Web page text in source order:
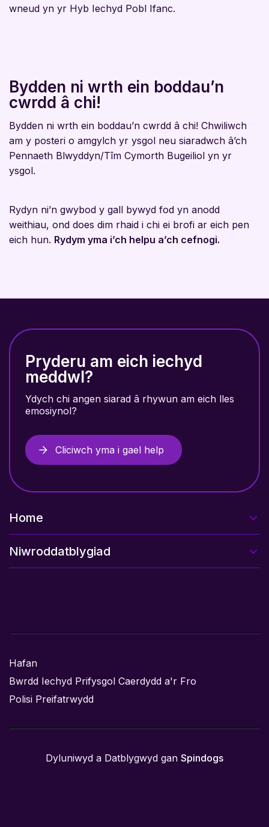
wneud yn yr Hyb Iechyd Pobl Ifanc.
Bydden ni wrth ein boddau’n
cwrdd â chi!
Bydden ni wrth ein boddau’n cwrdd â chi! Chwiliwch
am y posteri o amgylch yr ysgol neu siaradwch â’ch
Pennaeth Blwyddyn/Tîm Cymorth Bugeiliol yn yr
ysgol.
Rydyn ni’n gwybod y gall bywyd fod yn anodd
weithiau, ond does dim rhaid i chi ei brofi ar eich pen
eich hun. Rydym yma i’ch helpu a’ch cefnogi.
Pryderu am eich iechyd
meddwl?
Ydych chi angen siarad â rhywun am eich lles
emosiynol?
Cliciwch yma i gael help
Home
Niwroddatblygiad
Hafan
Bwrdd Iechyd Prifysgol Caerdydd a'r Fro
Polisi Preifatrwydd
Dyluniwyd a Datblygwyd gan Spindogs